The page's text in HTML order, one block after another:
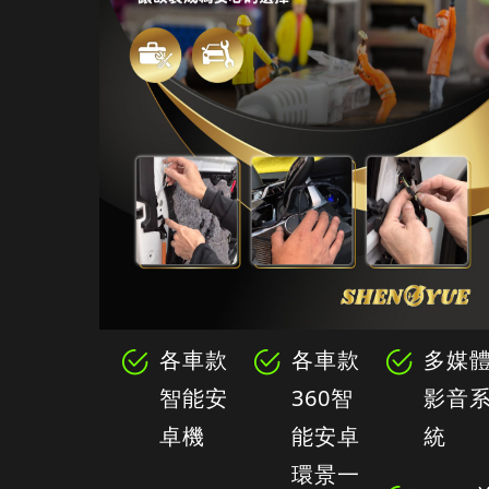
各車款
智能安
卓機
各車款
360智
能安卓
環景一
多媒
影音
統